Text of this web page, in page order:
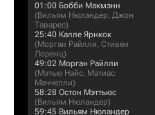
01:00 Бобби Макмэнн
(Вильям Нюландер, Джон
Таварес)
25:40 Калле Ярнкок
(Морган Райлли, Стивен
Лоренц)
49:02 Морган Райлли
(Мэтью Найс, Матиас
Маччелли)
58:28 Остон Мэттьюс
(Вильям Нюландер)
59:45 Вильям Нюландер